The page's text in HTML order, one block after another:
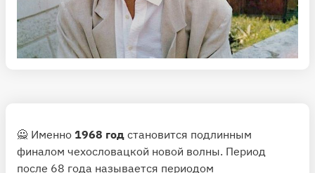
🙅 Именно 1968 год становится подлинным
финалом чехословацкой новой волны. Период
после 68 года называется периодом